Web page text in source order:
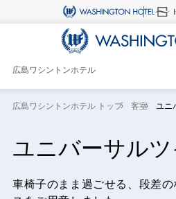
広島ワシントンホテル
広島ワシントンホテル トップ 客室 ユニ
ユニバーサル
車椅子のまま過ごせる、段差